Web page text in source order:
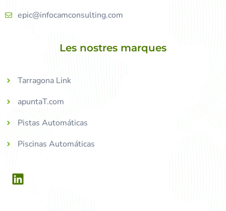
epic@infocamconsulting.com
Les nostres marques
Tarragona Link
apuntaT.com
Pistas Automáticas
Piscinas Automáticas